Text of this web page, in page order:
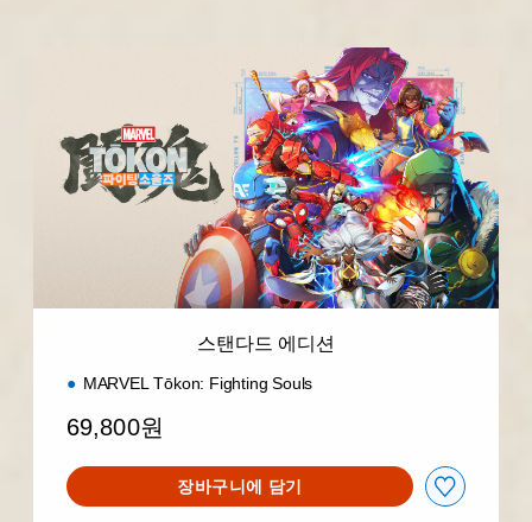
스탠다드 에디션
MARVEL Tōkon: Fighting Souls
69,800원
장바구니에 담기